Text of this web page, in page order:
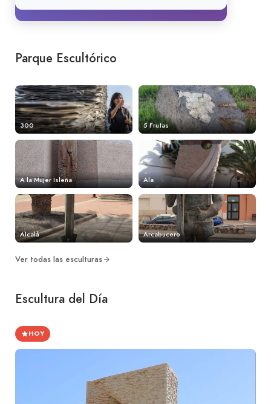
Parque Escultórico
300 5 Frutas
A la Mujer Isleña Ala
Alcalá Arcabucero
Ver todas las esculturas
Escultura del Día
HOY